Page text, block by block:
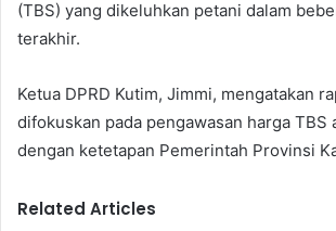
(TBS) yang dikeluhkan petani dalam
terakhir.
Ketua DPRD Kutim, Jimmi, mengatakan
difokuskan pada pengawasan harga TBS
dengan ketetapan Pemerintah Provinsi
Related Articles